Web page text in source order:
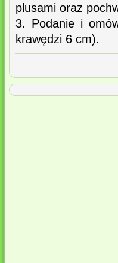
plusami oraz
3. Podanie i
krawędzi 6 cm).